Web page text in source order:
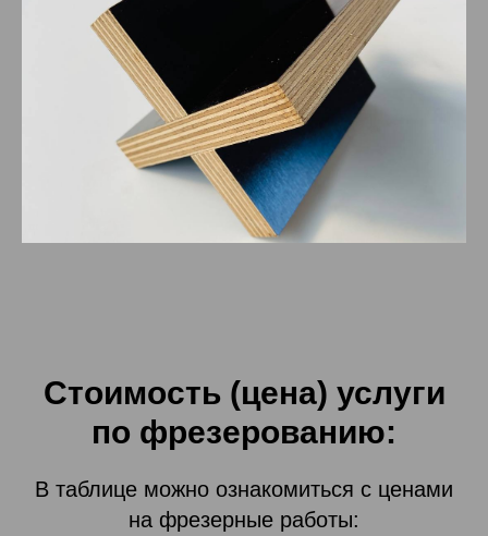
Стоимость (цена) услуги
по фрезерованию:
В таблице можно ознакомиться с ценами
на фрезерные работы: